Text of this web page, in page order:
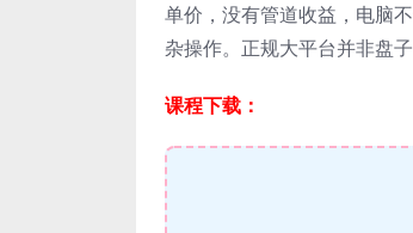
单价，没有管道收益，电脑
杂操作。正规大平台并非盘
课程下载：